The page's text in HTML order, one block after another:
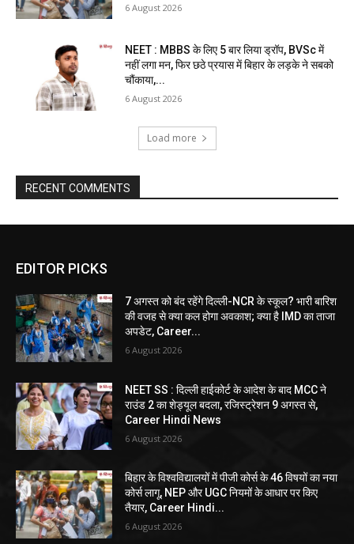
6 August 2026
NEET : MBBS के लिए 5 बार लिया ड्रॉप, BVSc में
नहीं लगा मन, फिर छठे प्रयास में बिहार के लड़के ने सबको
चौंकाया,...
6 August 2026
Load more
RECENT COMMENTS
EDITOR PICKS
7 अगस्त को बंद रहेंगे दिल्ली-NCR के स्कूल? भारी बारिश
की वजह से क्या कल होगा अवकाश; क्या है IMD का ताजा
अपडेट, Career...
6 August 2026
NEET SS : दिल्ली हाईकोर्ट के आदेश के बाद MCC ने
राउंड 2 का शेड्यूल बदला, रजिस्ट्रेशन 9 अगस्त से,
Career Hindi News
6 August 2026
बिहार के विश्वविद्यालयों में पीजी कोर्स के 46 विषयों का नया
कोर्स लागू, NEP और UGC नियमों के आधार पर किए
तैयार, Career Hindi...
6 August 2026